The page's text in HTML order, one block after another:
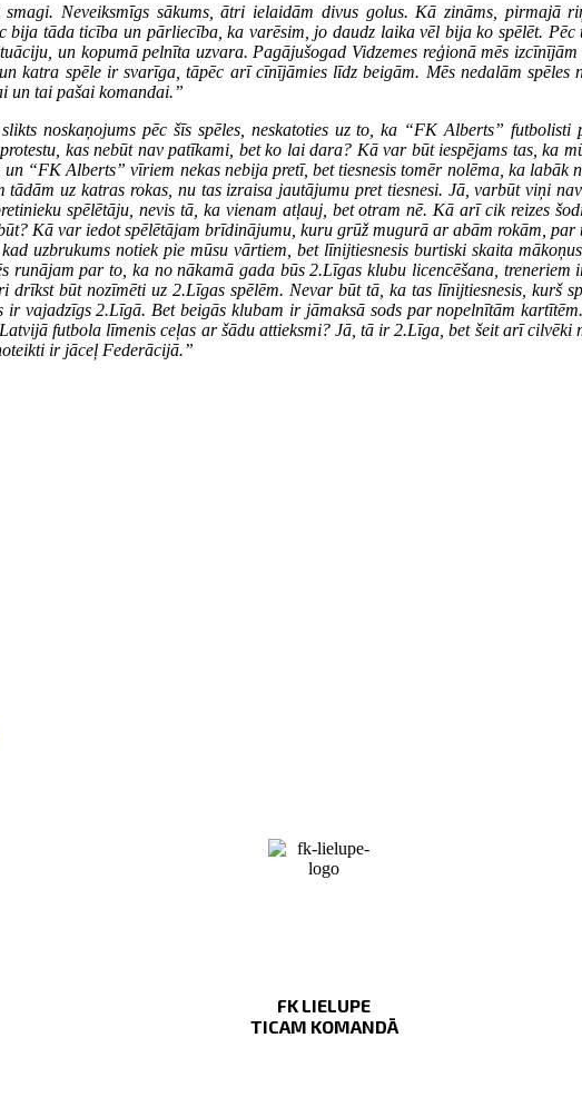
smagi. Neveiksmīgs sākums, ātri ielaidām divus golus. Kā zināms, pirmajā
bija tāda ticība un pārliecība, ka varēsim, jo daudz laika vēl bija ko spēlēt.
un kopumā pelnīta uzvara. Pagājušogad Vidzemes reģionā mēs
katra spēle ir svarīga, tāpēc arī cīnījāmies līdz beigām. Mēs nedalām
un tai pašai komandai.”
noskaņojums pēc šīs spēles, neskatoties uz to, ka “FK Alberts”
kas nebūt nav patīkami, bet ko lai dara? Kā var būt iespējams tas, ka
“FK Alberts” vīriem nekas nebija pretī, bet tiesnesis tomēr nolēma, ka labāk
uz katras rokas, nu tas izraisa jautājumu pret tiesnesi. Jā, varbūt viņi
spēlētāju, nevis tā, ka vienam atļauj, bet otram nē. Kā arī cik reizes
Kā var iedot spēlētājam brīdinājumu, kuru grūž mugurā ar abām rokām,
uzbrukums notiek pie mūsu vārtiem, bet līnijtiesnesis burtiski skaita
runājam par to, ka no nākamā gada būs 2.Līgas klubu licencēšana,
būt nozīmēti uz 2.Līgas spēlēm. Nevar būt tā, ka tas līnijtiesnesis, kurš
vajadzīgs 2.Līgā. Bet beigās klubam ir jāmaksā sods par nopelnītām
futbola līmenis ceļas ar šādu attieksmi? Jā, tā ir 2.Līga, bet šeit arī
ir jāceļ Federācijā.”
FK LIELUPE
TICAM KOMANDĀ